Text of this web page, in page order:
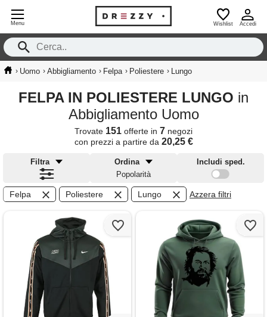
Menu Wishlist Accedi
› Uomo › Abbigliamento › Felpa › Poliestere › Lungo
FELPA IN POLIESTERE LUNGO in
Abbigliamento Uomo
Trovate 151 offerte in 7 negozi
con prezzi a partire da 20,25 €
Filtra
Ordina
Popolarità
Includi sped.
Felpa Poliestere Lungo Azzera filtri